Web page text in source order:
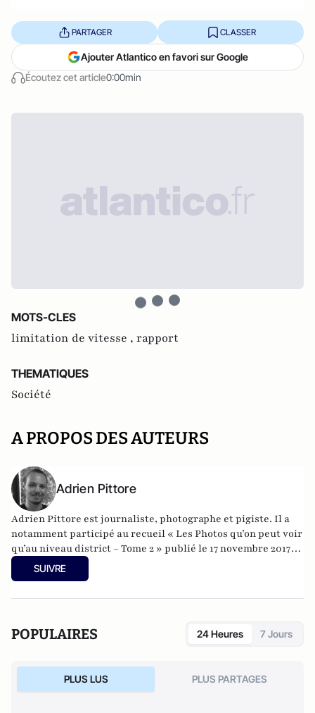
Écoutez cet article0:00min
PARTAGER CLASSER
Ajouter Atlantico en favori sur Google
MOTS-CLES
limitation de vitesse , rapport
THEMATIQUES
Société
A PROPOS DES AUTEURS
Adrien Pittore
Adrien Pittore est journaliste, photographe et pigiste. Il a
notamment participé au recueil « Les Photos qu’on peut voir
qu’au niveau district – Tome 2 » publié le 17 novembre 2017
aux éditions Petit à Petit.
SUIVRE
POPULAIRES 24 Heures 7 Jours
PLUS LUS PLUS PARTAGES